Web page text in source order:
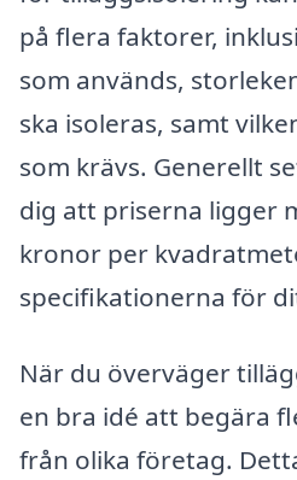
på flera faktorer,
som används,
ska isoleras, samt
som krävs. Generellt
dig att priserna ligger
kronor per
specifikationerna för
När du överväger
en bra idé att begära
från olika företag.